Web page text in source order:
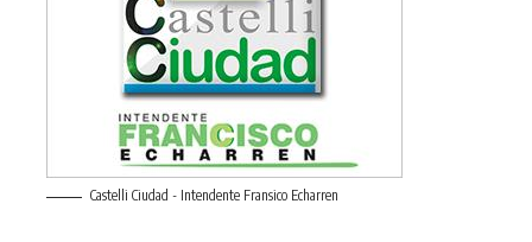
Castelli Ciudad - Intendente Fransico Echarren